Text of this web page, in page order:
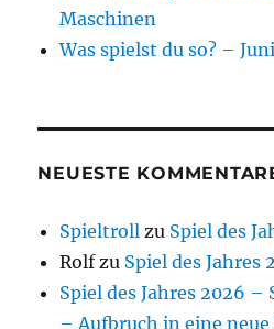
Maschinen
Was spielst du so? –
NEUESTE
Spieltroll zu Spiel des
Rolfzu Spiel des Jahres
Spiel des Jahres 2026 –
– Aufbruch in eine neue